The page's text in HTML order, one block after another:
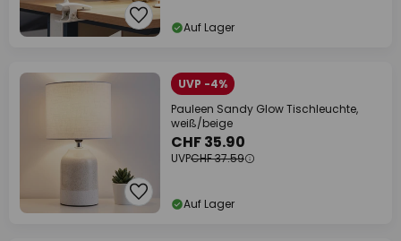
Auf Lager
UVP -4%
Pauleen Sandy Glow Tischleuchte,
weiß/beige
CHF 35.90
UVPCHF 37.59
Auf Lager